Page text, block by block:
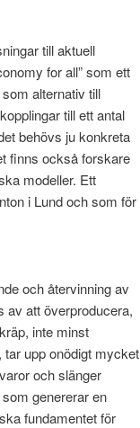
till aktuell
for all” som ett
alternativ till
till ett antal
behövs ju konkreta
finns också forskare
modeller. Ett
i Lund och som för
och återvinning av
av att överproducera,
inte minst
upp onödigt mycket
och slänger
genererar en
fundamentet för